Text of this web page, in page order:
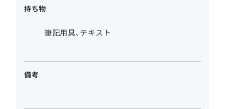
持ち物
筆記用具、テキスト
備考